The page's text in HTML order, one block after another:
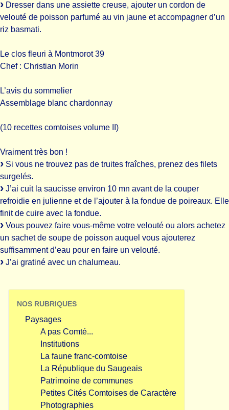
Dresser dans une assiette creuse, ajouter un cordon de
velouté de poisson parfumé au vin jaune et accompagner d’un
riz basmati.
Le clos fleuri à Montmorot 39
Chef : Christian Morin
L’avis du sommelier
Assemblage blanc chardonnay
(10 recettes comtoises volume II)
Vraiment très bon !
Si vous ne trouvez pas de truites fraîches, prenez des filets
surgelés.
J’ai cuit la saucisse environ 10 mn avant de la couper
refroidie en julienne et de l’ajouter à la fondue de poireaux. Elle
finit de cuire avec la fondue.
Vous pouvez faire vous-même votre velouté ou alors achetez
un sachet de soupe de poisson auquel vous ajouterez
suffisamment d’eau pour en faire un velouté.
J’ai gratiné avec un chalumeau.
NOS RUBRIQUES
Paysages
A pas Comté...
Institutions
La faune franc-comtoise
La République du Saugeais
Patrimoine de communes
Petites Cités Comtoises de Caractère
Photographies